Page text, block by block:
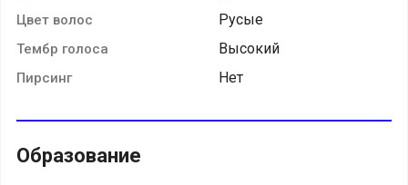
Цвет волос Русые
Тембр голоса Высокий
Пирсинг Нет
Образование